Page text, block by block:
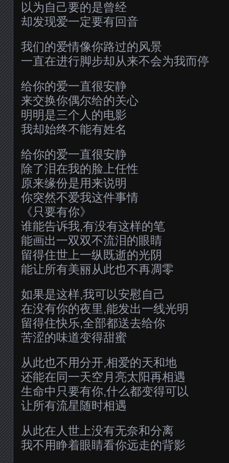
以为自己要的是曾经
却发现爱一定要有回音
我们的爱情像你路过的风景
一直在进行脚步却从来不会为我而停
给你的爱一直很安静
来交换你偶尔给的关心
明明是三个人的电影
我却始终不能有姓名
给你的爱一直很安静
除了泪在我的脸上任性
原来缘份是用来说明
你突然不爱我这件事情
《只要有你》
谁能告诉我,有没有这样的笔
能画出一双双不流泪的眼睛
留得住世上一纵既逝的光阴
能让所有美丽从此也不再凋零
如果是这样,我可以安慰自己
在没有你的夜里,能发出一线光明
留得住快乐,全部都送去给你
苦涩的味道变得甜蜜
从此也不用分开,相爱的天和地
还能在同一天空月亮太阳再相遇
生命中只要有你,什么都变得可以
让所有流星随时相遇
从此在人世上没有无奈和分离
我不用睁着眼睛看你远走的背影